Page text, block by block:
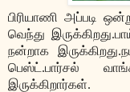
பிரியாணி அப்படி
வெந்து
நன்றாக
பெஸ்ட்.பார்சல்
இருக்கிறார்கள்.